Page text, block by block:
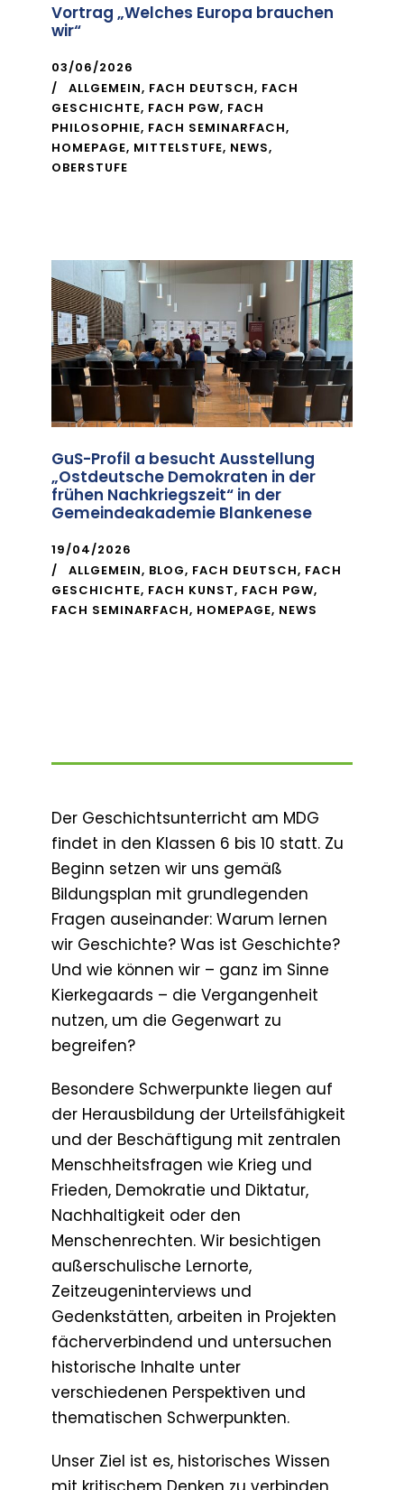
Vortrag „Welches Europa brauchen
wir“
03/06/2026
ALLGEMEIN, FACH DEUTSCH, FACH
GESCHICHTE, FACH PGW, FACH
PHILOSOPHIE, FACH SEMINARFACH,
HOMEPAGE, MITTELSTUFE, NEWS,
OBERSTUFE
GuS-Profil a besucht Ausstellung
„Ostdeutsche Demokraten in der
frühen Nachkriegszeit“ in der
Gemeindeakademie Blankenese
19/04/2026
ALLGEMEIN, BLOG, FACH DEUTSCH, FACH
GESCHICHTE, FACH KUNST, FACH PGW,
FACH SEMINARFACH, HOMEPAGE, NEWS
Der Geschichtsunterricht am MDG
findet in den Klassen 6 bis 10 statt. Zu
Beginn setzen wir uns gemäß
Bildungsplan mit grundlegenden
Fragen auseinander: Warum lernen
wir Geschichte? Was ist Geschichte?
Und wie können wir – ganz im Sinne
Kierkegaards – die Vergangenheit
nutzen, um die Gegenwart zu
begreifen?
Besondere Schwerpunkte liegen auf
der Herausbildung der Urteilsfähigkeit
und der Beschäftigung mit zentralen
Menschheitsfragen wie Krieg und
Frieden, Demokratie und Diktatur,
Nachhaltigkeit oder den
Menschenrechten. Wir besichtigen
außerschulische Lernorte,
Zeitzeugeninterviews und
Gedenkstätten, arbeiten in Projekten
fächerverbindend und untersuchen
historische Inhalte unter
verschiedenen Perspektiven und
thematischen Schwerpunkten.
Unser Ziel ist es, historisches Wissen